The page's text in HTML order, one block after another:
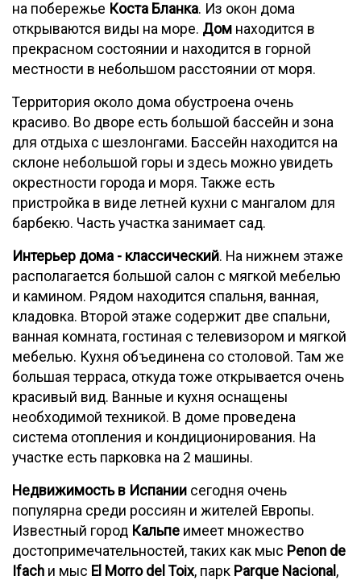
на побережье Коста Бланка. Из окон дома
открываются виды на море. Дом находится в
прекрасном состоянии и находится в горной
местности в небольшом расстоянии от моря.
Территория около дома обустроена очень
красиво. Во дворе есть большой бассейн и зона
для отдыха с шезлонгами. Бассейн находится на
склоне небольшой горы и здесь можно увидеть
окрестности города и моря. Также есть
пристройка в виде летней кухни с мангалом для
барбекю. Часть участка занимает сад.
Интерьер дома - классический. На нижнем этаже
располагается большой салон с мягкой мебелью
и камином. Рядом находится спальня, ванная,
кладовка. Второй этаже содержит две спальни,
ванная комната, гостиная с телевизором и мягкой
мебелью. Кухня объединена со столовой. Там же
большая терраса, откуда тоже открывается очень
красивый вид. Ванные и кухня оснащены
необходимой техникой. В доме проведена
система отопления и кондиционирования. На
участке есть парковка на 2 машины.
Недвижимость в Испании сегодня очень
популярна среди россиян и жителей Европы.
Известный город Кальпе имеет множество
достопримечательностей, таких как мыс Penon de
Ifach и мыс El Morro del Toix, парк Parque Nacional ,